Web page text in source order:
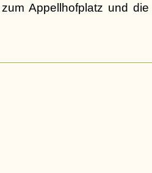
Appellhofplatz und